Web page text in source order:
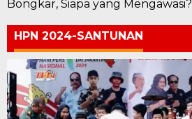
Bongkar, Siapa yang Mengawasi?
HPN 2024-SANTUNAN